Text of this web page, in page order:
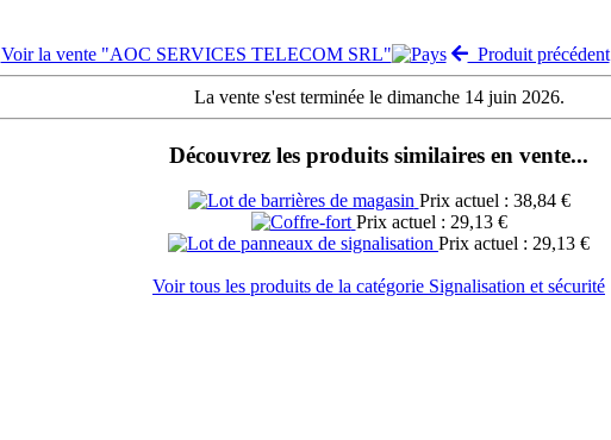
Voir la vente "AOC SERVICES TELECOM SRL"
Produit précédent
La vente s'est terminée le dimanche 14 juin 2026.
Découvrez les produits similaires en vente...
Prix actuel : 38,84 €
Prix actuel : 29,13 €
Prix actuel : 29,13 €
Voir tous les produits de la catégorie Signalisation et sécurité